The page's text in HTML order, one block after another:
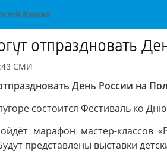
отпраздновать
СМИ
День России на
состоится Фестиваль ко
марафон мастер-классов
представлены выставки